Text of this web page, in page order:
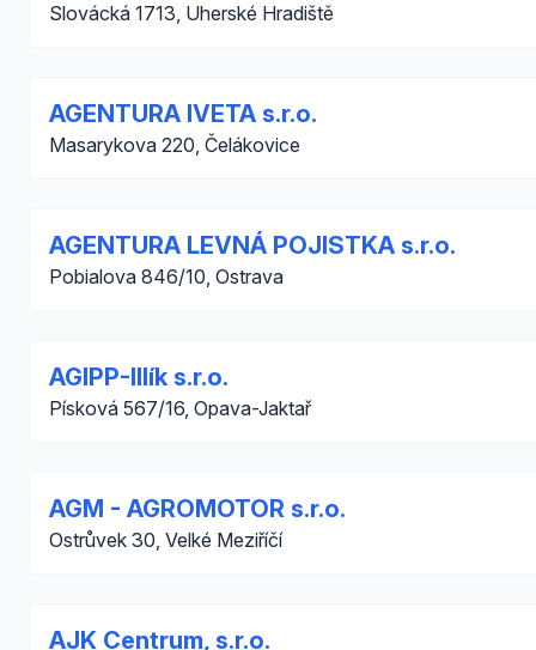
Slovácká 1713, Uherské Hradiště
AGENTURA IVETA s.r.o.
Masarykova 220, Čelákovice
AGENTURA LEVNÁ POJISTKA s.r.o.
Pobialova 846/10, Ostrava
AGIPP-Illík s.r.o.
Písková 567/16, Opava-Jaktař
AGM - AGROMOTOR s.r.o.
Ostrůvek 30, Velké Meziříčí
AJK Centrum, s.r.o.